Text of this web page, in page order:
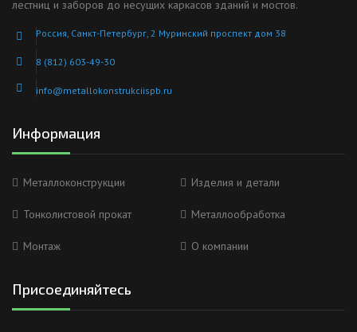
лестниц и заборов до несущих каркасов зданий и мостов.
Россия, Санкт-Петербург, 2 Муринский проспект дом 38
8 (812) 603-49-30
info@metallokonstrukciispb.ru
Информация
Металлоконструкции Изделия и детали
Тонколистовой прокат Металлообработка
Монтаж О компании
Присоединяйтесь